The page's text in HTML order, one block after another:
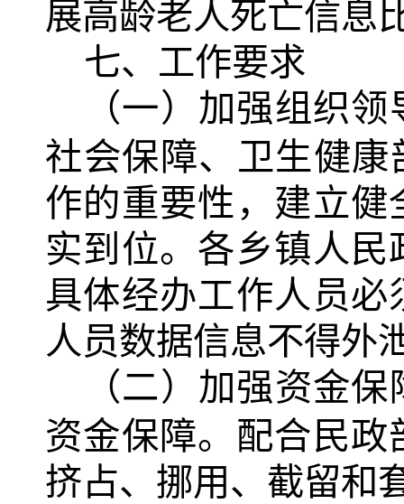
展高龄老人死亡信息
七、工作要求
（一）加强组织领
社会保障、卫生健
作的重要性，建立
实到位。各乡镇人
具体经办工作人员
人员数据信息不得外
（二）加强资金保
资金保障。配合民
挤占、挪用、截留和